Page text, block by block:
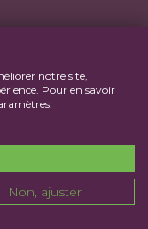
notre site,
Pour en savoir
Non, ajuster